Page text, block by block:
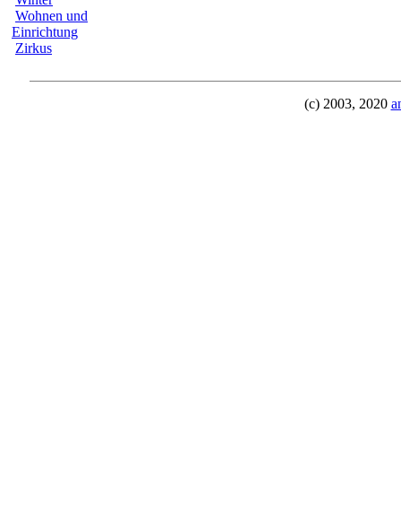
Wohnen und
Einrichtung
Zirkus
(c) 2003, 2020